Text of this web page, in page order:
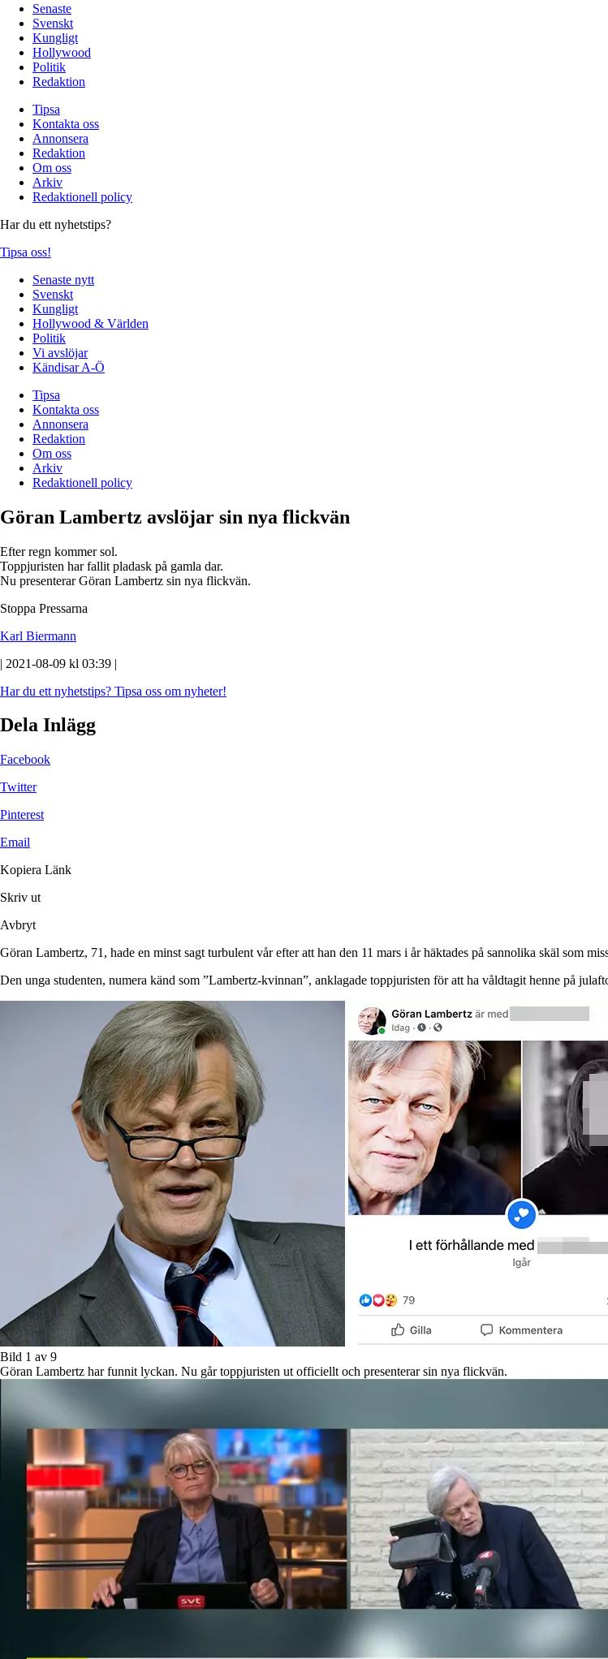
Senaste
Svenskt
Kungligt
Hollywood
Politik
Redaktion
Tipsa
Kontakta oss
Annonsera
Redaktion
Om oss
Arkiv
Redaktionell policy
Har du ett nyhetstips?
Tipsa oss!
Senaste nytt
Svenskt
Kungligt
Hollywood & Världen
Politik
Vi avslöjar
Kändisar A-Ö
Tipsa
Kontakta oss
Annonsera
Redaktion
Om oss
Arkiv
Redaktionell policy
Göran Lambertz avslöjar sin nya flickvän
Efter regn kommer sol.
Toppjuristen har fallit pladask på gamla dar.
Nu presenterar Göran Lambertz sin nya flickvän.
Stoppa Pressarna
Karl Biermann
| 2021-08-09 kl 03:39 |
Har du ett nyhetstips? Tipsa oss om nyheter!
Dela Inlägg
Facebook
Twitter
Pinterest
Email
Kopiera Länk
Skriv ut
Avbryt
Göran Lambertz, 71, hade en minst sagt turbulent vår efter att han den 11 mars i år häktades på sannolika skäl som
Den unga studenten, numera känd som ”Lambertz-kvinnan”, anklagade toppjuristen för att ha våldtagit henne på
Bild 1 av 9
Göran Lambertz har funnit lyckan. Nu går toppjuristen ut officiellt och presenterar sin nya flickvän.